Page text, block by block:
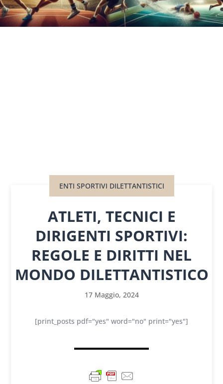
ENTI SPORTIVI DILETTANTISTICI
ATLETI, TECNICI E
DIRIGENTI SPORTIVI:
REGOLE E DIRITTI NEL
MONDO DILETTANTISTICO
17 Maggio, 2024
[print_posts pdf="yes" word="no" print="yes"]